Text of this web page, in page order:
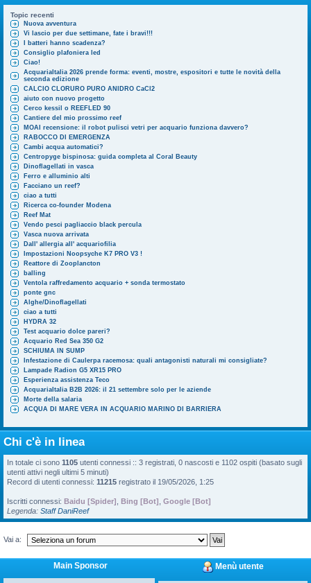
Topic recenti
Nuova avventura
Vi lascio per due settimane, fate i bravi!!!
I batteri hanno scadenza?
Consiglio plafoniera led
Ciao!
AcquariaItalia 2026 prende forma: eventi, mostre, espositori e tutte le novità della
seconda edizione
CALCIO CLORURO PURO ANIDRO CaCl2
aiuto con nuovo progetto
Cerco kessil o REEFLED 90
Cantiere del mio prossimo reef
MOAI recensione: il robot pulisci vetri per acquario funziona davvero?
RABOCCO DI EMERGENZA
Cambi acqua automatici?
Centropyge bispinosa: guida completa al Coral Beauty
Dinoflagellati in vasca
Ferro e alluminio alti
Facciano un reef?
ciao a tutti
Ricerca co-founder Modena
Reef Mat
Vendo pesci pagliaccio black percula
Vasca nuova arrivata
Dall' allergia all' acquariofilia
Impostazioni Noopsyche K7 PRO V3 !
Reattore di Zooplancton
balling
Ventola raffredamento acquario + sonda termostato
ponte gnc
Alghe/Dinoflagellati
ciao a tutti
HYDRA 32
Test acquario dolce pareri?
Acquario Red Sea 350 G2
SCHIUMA IN SUMP
Infestazione di Caulerpa racemosa: quali antagonisti naturali mi consigliate?
Lampade Radion G5 XR15 PRO
Esperienza assistenza Teco
AcquariaItalia B2B 2026: il 21 settembre solo per le aziende
Morte della salaria
ACQUA DI MARE VERA IN ACQUARIO MARINO DI BARRIERA
Chi c'è in linea
In totale ci sono 1105 utenti connessi :: 3 registrati, 0 nascosti e 1102 ospiti (basato sugli
utenti attivi negli ultimi 5 minuti)
Record di utenti connessi: 11215 registrato il 19/05/2026, 1:25
Iscritti connessi: Baidu [Spider] Bing [Bot] Google [Bot]
Legenda: Staff DaniReef
Vai a:
Main Sponsor Menù utente